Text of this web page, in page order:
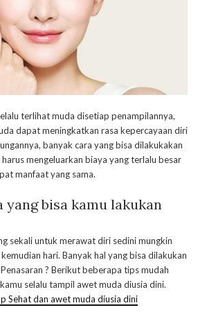
terlihat muda disetiap penampilannya,
dapat meningkatkan rasa kepercayaan diri
banyak cara yang bisa dilakukakan
mengeluarkan biaya yang terlalu besar
manfaat yang sama.
yang bisa kamu lakukan
sekali untuk merawat diri sedini mungkin
hari. Banyak hal yang bisa dilakukan
? Berikut beberapa tips mudah
selalu tampil awet muda diusia dini.
Sehat dan awet muda diusia dini